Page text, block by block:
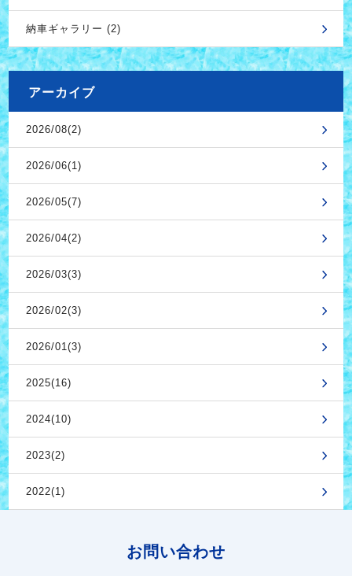
納車ギャラリー (2)
アーカイブ
2026/08(2)
2026/06(1)
2026/05(7)
2026/04(2)
2026/03(3)
2026/02(3)
2026/01(3)
2025(16)
2024(10)
2023(2)
2022(1)
お問い合わせ